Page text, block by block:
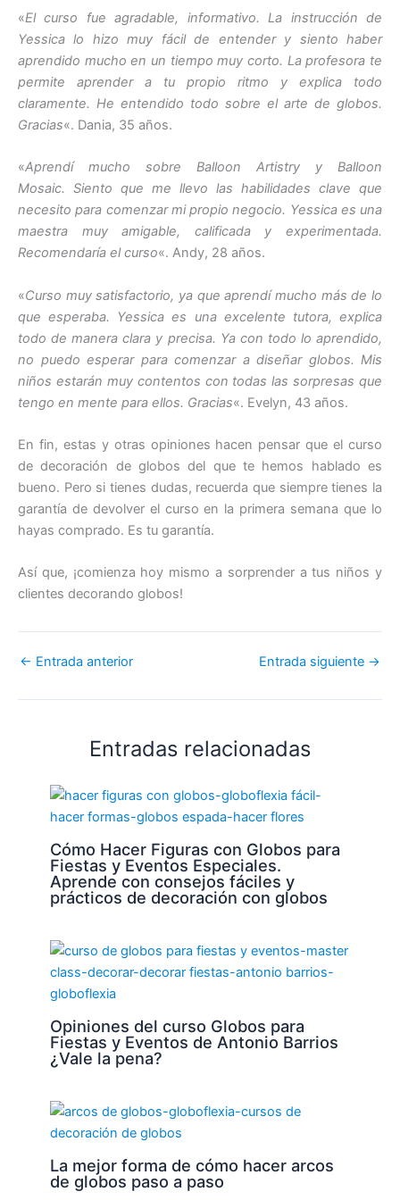
«El curso fue agradable, informativo. La instrucción de
Yessica lo hizo muy fácil de entender y siento haber
aprendido mucho en un tiempo muy corto. La profesora te
permite aprender a tu propio ritmo y explica todo
claramente. He entendido todo sobre el arte de globos.
Gracias«. Dania, 35 años.
«Aprendí mucho sobre Balloon Artistry y Balloon
Mosaic. Siento que me llevo las habilidades clave que
necesito para comenzar mi propio negocio. Yessica es una
maestra muy amigable, calificada y experimentada.
Recomendaría el curso«. Andy, 28 años.
«Curso muy satisfactorio, ya que aprendí mucho más de lo
que esperaba. Yessica es una excelente tutora, explica
todo de manera clara y precisa. Ya con todo lo aprendido,
no puedo esperar para comenzar a diseñar globos. Mis
niños estarán muy contentos con todas las sorpresas que
tengo en mente para ellos. Gracias«. Evelyn, 43 años.
En fin, estas y otras opiniones hacen pensar que el curso
de decoración de globos del que te hemos hablado es
bueno. Pero si tienes dudas, recuerda que siempre tienes la
garantía de devolver el curso en la primera semana que lo
hayas comprado. Es tu garantía.
Así que, ¡comienza hoy mismo a sorprender a tus niños y
clientes decorando globos!
← Entrada anterior Entrada siguiente →
Entradas relacionadas
Cómo Hacer Figuras con Globos para
Fiestas y Eventos Especiales.
Aprende con consejos fáciles y
prácticos de decoración con globos
Opiniones del curso Globos para
Fiestas y Eventos de Antonio Barrios
¿Vale la pena?
La mejor forma de cómo hacer arcos
de globos paso a paso